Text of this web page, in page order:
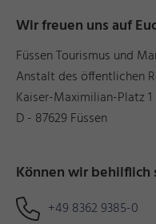
Wir freuen uns auf
Füssen Tourismus und
Anstalt des öffentlichen
Kaiser-Maximilian-Platz 1
D - 87629 Füssen
Können wir behilflich
+49 8362 9385-0